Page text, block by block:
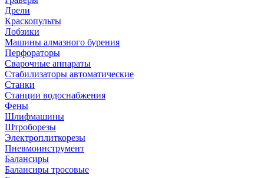
Дрели
Краскопульты
Лобзики
Машины алмазного бурения
Перфораторы
Сварочные аппараты
Стабилизаторы автоматические
Станки
Станции водоснабжения
Фены
Шлифмашины
Штроборезы
Электроплиткорезы
Пневмоинструмент
Балансиры
Балансиры тросовые